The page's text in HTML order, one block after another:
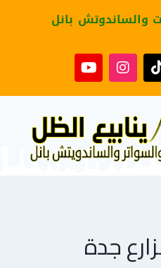
والساندوتش بانل
جدة